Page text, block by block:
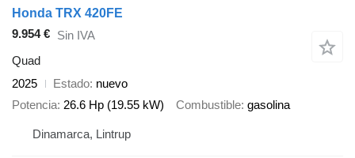
Honda TRX 420FE
9.954 € Sin IVA
Quad
2025
Estado nuevo
Potencia 26.6 Hp (19.55 kW) Combustible gasolina
Dinamarca, Lintrup